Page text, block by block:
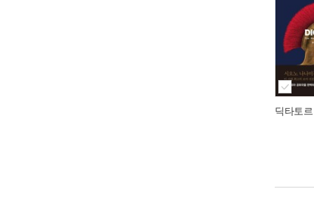
딕타토르